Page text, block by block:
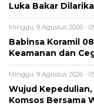
Luka Bakar
Minggu, 9 Agustus 2026 -
‎Babinsa Koramil
Keamanan dan
Minggu, 9 Agustus 2026 -
‎Wujud Kepedulian,
Komsos Bersama